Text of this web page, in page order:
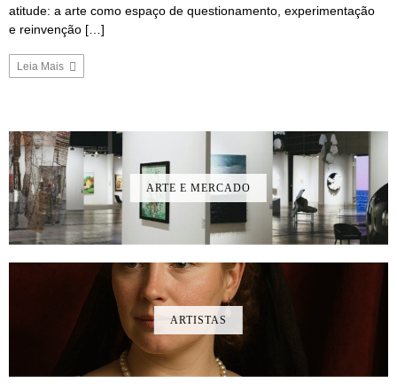
atitude: a arte como espaço de questionamento, experimentação
e reinvenção […]
Leia Mais
ARTE E MERCADO
ARTISTAS